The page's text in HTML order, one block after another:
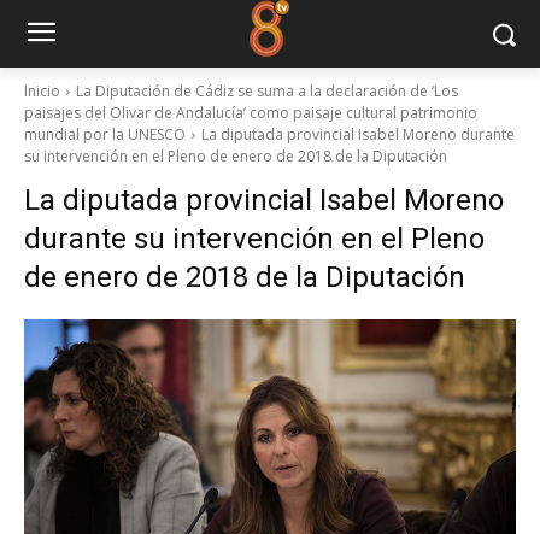
Inicio
La Diputación de Cádiz se suma a la declaración de ‘Los
paisajes del Olivar de Andalucía’ como paisaje cultural patrimonio
mundial por la UNESCO
La diputada provincial Isabel Moreno durante
su intervención en el Pleno de enero de 2018 de la Diputación
La diputada provincial Isabel Moreno
durante su intervención en el Pleno
de enero de 2018 de la Diputación